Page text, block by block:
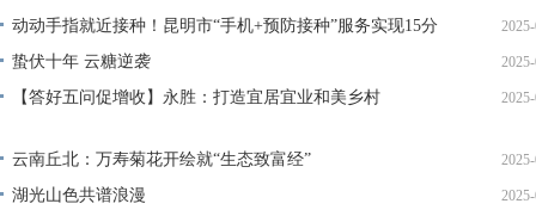
动动手指就近接种！昆明市“手机+预防接种”服务实现15分
钟接种圈
蛰伏十年 云糖逆袭
【答好五问促增收】永胜：打造宜居宜业和美乡村
云南丘北：万寿菊花开绘就“生态致富经”
湖光山色共谱浪漫